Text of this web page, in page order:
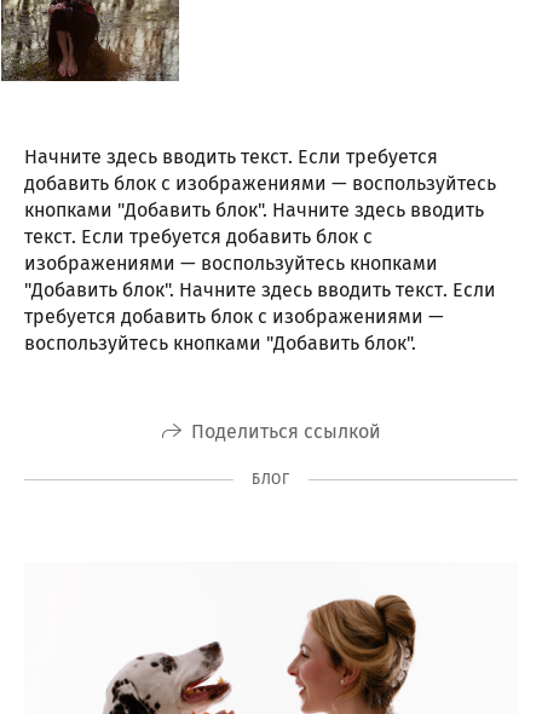
Начните здесь вводить текст. Если требуется
добавить блок с изображениями — воспользуйтесь
кнопками "Добавить блок". Начните здесь вводить
текст. Если требуется добавить блок с
изображениями — воспользуйтесь кнопками
"Добавить блок". Начните здесь вводить текст. Если
требуется добавить блок с изображениями —
воспользуйтесь кнопками "Добавить блок".
Поделиться ссылкой
БЛОГ